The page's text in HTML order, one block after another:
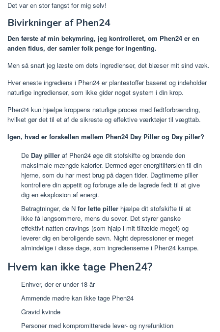
Det var en stor fangst for mig selv!
Bivirkninger af Phen24
Den første af min bekymring, jeg kontrolleret, om Phen24 er en
anden fidus, der samler folk penge for ingenting.
Men så snart jeg læste om dets ingredienser, det blæser mit sind væk.
Hver eneste ingrediens i Phen24 er plantestoffer baseret og indeholder
naturlige ingredienser, som ikke gider noget system i din krop.
Phen24 kun hjælpe kroppens naturlige proces med fedtforbrænding,
hvilket gør det til et af de sikreste og effektive værktøjer til vægttab.
Igen, hvad er forskellen mellem Phen24 Day Piller og Day piller?
De Day piller af Phen24 øge dit stofskifte og brænde den
maksimale mængde kalorier. Dermed øger energitilførslen til din
hjerne, som du har mest brug på dagen tider. Dagtimerne piller
kontrollere din appetit og forbruge alle de lagrede fedt til at give
dig en eksplosion af energi.
Betragtninger, de N for lette piller hjælpe dit stofskifte til at
ikke få langsommere, mens du sover. Det styrer ganske
effektivt natten cravings (som hjalp i mit tilfælde meget) og
leverer dig en beroligende søvn. Night depressioner er meget
almindelige i disse dage, som ingredienserne i Phen24 kampe.
Hvem kan ikke tage Phen24?
Enhver, der er under 18 år
Ammende mødre kan ikke tage Phen24
Gravid kvinde
Personer med kompromitterede lever- og nyrefunktion